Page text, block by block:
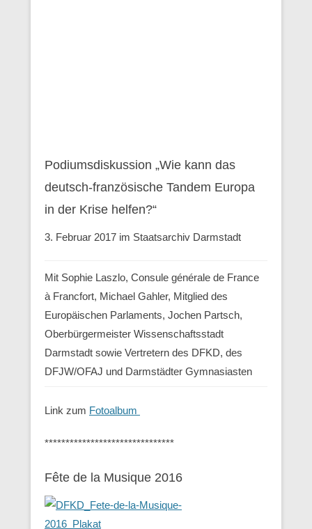
Podiumsdiskussion „Wie kann das
deutsch-französische Tandem Europa
in der Krise helfen?“
3. Februar 2017 im Staatsarchiv Darmstadt
Mit Sophie Laszlo, Consule générale de France
à Francfort, Michael Gahler, Mitglied des
Europäischen Parlaments, Jochen Partsch,
Oberbürgermeister Wissenschaftsstadt
Darmstadt sowie Vertretern des DFKD, des
DFJW/OFAJ und Darmstädter Gymnasiasten
Link zum Fotoalbum
*******************************
Fête de la Musique 2016